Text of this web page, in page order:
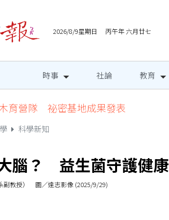
2026/8/9星期日 丙午年 六月廿七
時事 社論 教育
育營隊 祕密基地成果發表
科學新知
腦？ 益生菌守護健康
副教授） 圖／達志影像 (2025/9/29)